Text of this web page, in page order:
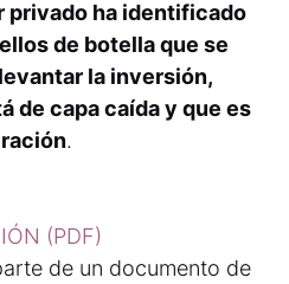
privado ha identificado
de botella que se
la inversión,
de capa caída y que es
.
(PDF)
de un documento de